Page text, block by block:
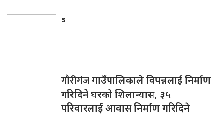
s
गाैरीगंजगाउँपालिकाले विपन्नलाई निर्माण
गरिदिने घरकाे शिलान्यास, ३५
परिवारलाई आवास निर्माण गरिदिने